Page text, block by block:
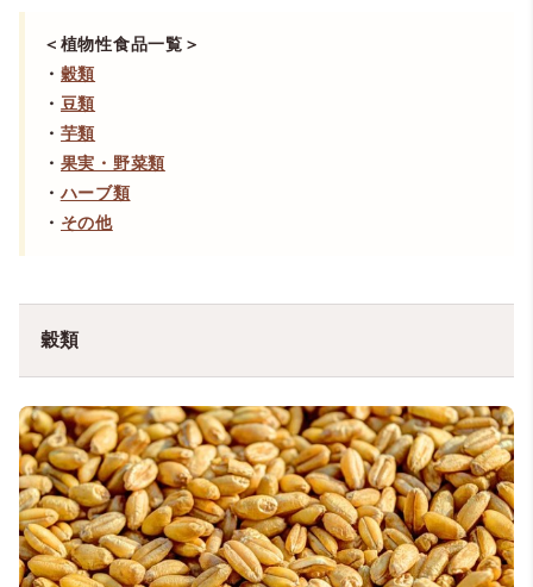
＜植物性食品一覧＞
・ 穀類
・ 豆類
・ 芋類
・ 果実・野菜類
・ハーブ類
・ その他
穀類